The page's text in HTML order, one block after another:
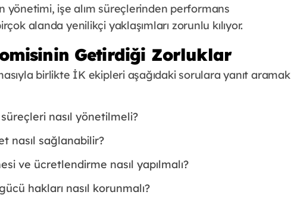
yönetimi, işe alım süreçlerinden performans
alanda yenilikçi yaklaşımları zorunlu kılıyor.
Getirdiği Zorluklar
birlikte İK ekipleri aşağıdaki sorulara yanıt aramak
süreçleri nasıl yönetilmeli?
nasıl sağlanabilir?
ve ücretlendirme nasıl yapılmalı?
hakları nasıl korunmalı?